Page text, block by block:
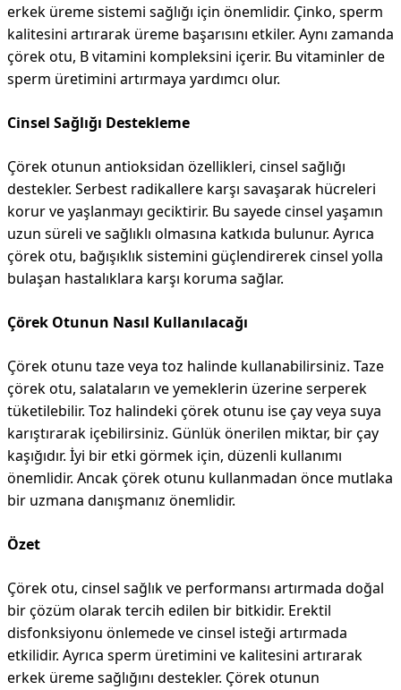
erkek üreme sistemi sağlığı için önemlidir. Çinko, sperm
kalitesini artırarak üreme başarısını etkiler. Aynı zamanda
çörek otu, B vitamini kompleksini içerir. Bu vitaminler de
sperm üretimini artırmaya yardımcı olur.
Cinsel Sağlığı Destekleme
Çörek otunun antioksidan özellikleri, cinsel sağlığı
destekler. Serbest radikallere karşı savaşarak hücreleri
korur ve yaşlanmayı geciktirir. Bu sayede cinsel yaşamın
uzun süreli ve sağlıklı olmasına katkıda bulunur. Ayrıca
çörek otu, bağışıklık sistemini güçlendirerek cinsel yolla
bulaşan hastalıklara karşı koruma sağlar.
Çörek Otunun Nasıl Kullanılacağı
Çörek otunu taze veya toz halinde kullanabilirsiniz. Taze
çörek otu, salataların ve yemeklerin üzerine serperek
tüketilebilir. Toz halindeki çörek otunu ise çay veya suya
karıştırarak içebilirsiniz. Günlük önerilen miktar, bir çay
kaşığıdır. İyi bir etki görmek için, düzenli kullanımı
önemlidir. Ancak çörek otunu kullanmadan önce mutlaka
bir uzmana danışmanız önemlidir.
Özet
Çörek otu, cinsel sağlık ve performansı artırmada doğal
bir çözüm olarak tercih edilen bir bitkidir. Erektil
disfonksiyonu önlemede ve cinsel isteği artırmada
etkilidir. Ayrıca sperm üretimini ve kalitesini artırarak
erkek üreme sağlığını destekler. Çörek otunun